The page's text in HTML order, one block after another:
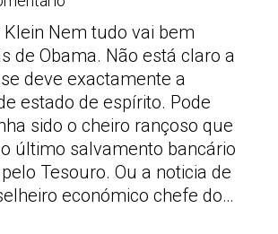
Klein Nem tudo vai bem
de Obama. Não está claro a
deve exactamente a
estado de espírito. Pode
sido o cheiro rançoso que
último salvamento bancário
Tesouro. Ou a noticia de
económico chefe do…